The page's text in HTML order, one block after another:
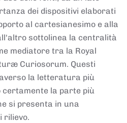
dei dispositivi elaborati
al cartesianesimo e alla
sottolinea la centralità
mediatore tra la Royal
Curiosorum. Questi
la letteratura più
la parte più
si presenta in una
rilievo.